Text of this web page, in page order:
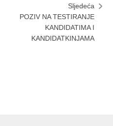
Sljedeća
POZIV NA TESTIRANJE
KANDIDATIMA I
KANDIDATKINJAMA